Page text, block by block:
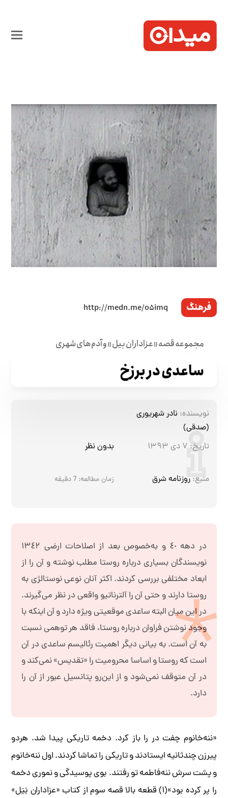
فرهنگ
مجموعه قصه «عزاداران بیل» و آدم‌های شهری
ساعدی در برزخ
نویسنده: نادر شهریوری
(صدقی)
تاریخ: ۷ دی ۱۳۹۳ بدون نظر
منبع: روزنامه شرق زمان مطالعه: 7دقیقه
در دهه ٤٠ و به‌خصوص بعد از اصلاحات ارضی ١٣٤٢
نویسندگان بسیاری درباره روستا مطلب نوشته و آن را از
ابعاد مختلفی بررسی کردند. اکثر آنان نوعی نوستالژی به
روستا دارند و حتی آن را آلترناتیو واقعی در نظر می‌گیرند.
در این میان البته ساعدی موقعیتی ویژه دارد و آن اینکه با
وجود نوشتن فراوان درباره روستا،‌ فاقد هر توهمی نسبت
به آن است. به بیانی دیگر اهمیت رئالیسم ساعدی در آن
است که روستا و اساسا محرومیت را «تقدیس» نمی‌کند و
در آن متوقف نمی‌شود و از این‌رو پتانسیل عبور از آن را
دارد.
«ننه‌خانوم چفت در را باز کرد. دخمه تاریکی پیدا شد. هردو
پیرزن چندثانیه ایستادند و تاریکی را تماشا کردند. اول ننه‌خانوم
و پشت سرش ننه‌فاطمه تو رفتند. بوی پوسیدگی و نموری دخمه
را پر کرده بود»(۱) قطعه بالا قصه سوم از کتاب «عزاداران بَیَل»